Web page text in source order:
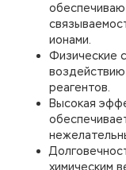
ионами.
Физические
воздействию
реагентов.
Высокая
химическим